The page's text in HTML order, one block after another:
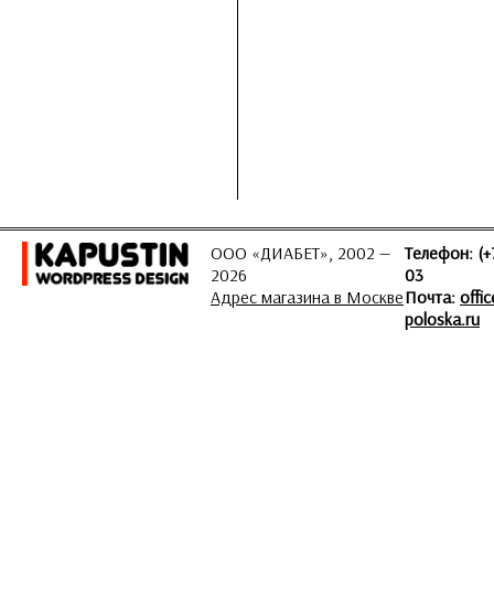
ООО «ДИАБЕТ», 2002 —
2026
Адрес магазина в Москве
Телефон:
03
Почта:
poloska.ru